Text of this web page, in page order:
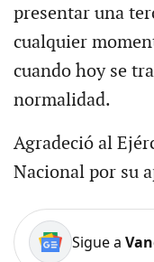
presentar una
cualquier
cuando hoy se
normalidad.
Agradeció al
Nacional por su
Sigue a